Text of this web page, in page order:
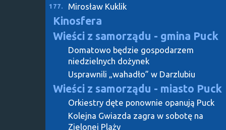
177. Mirosław Kuklik
Kinosfera
Wieści z samorządu - gmina Puck
Domatowo będzie gospodarzem
niedzielnych dożynek
Usprawnili „wahadło” w Darzlubiu
Wieści z samorządu - miasto Puck
Orkiestry dęte ponownie opanują Puck
Kolejna Gwiazda zagra w sobotę na
Zielonej Plaży